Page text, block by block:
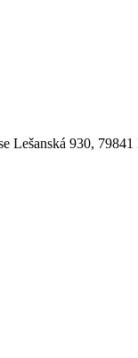
930,